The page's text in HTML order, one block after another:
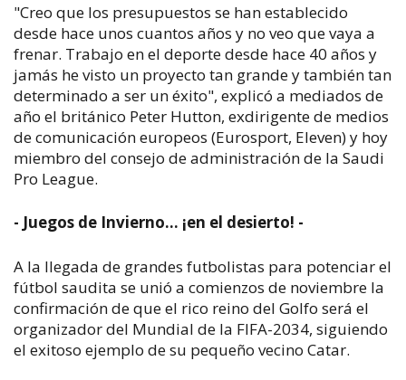
"Creo que los presupuestos se han establecido
desde hace unos cuantos años y no veo que vaya a
frenar. Trabajo en el deporte desde hace 40 años y
jamás he visto un proyecto tan grande y también tan
determinado a ser un éxito", explicó a mediados de
año el británico Peter Hutton, exdirigente de medios
de comunicación europeos (Eurosport, Eleven) y hoy
miembro del consejo de administración de la Saudi
Pro League.
- Juegos de Invierno... ¡en el desierto! -
A la llegada de grandes futbolistas para potenciar el
fútbol saudita se unió a comienzos de noviembre la
confirmación de que el rico reino del Golfo será el
organizador del Mundial de la FIFA-2034, siguiendo
el exitoso ejemplo de su pequeño vecino Catar.